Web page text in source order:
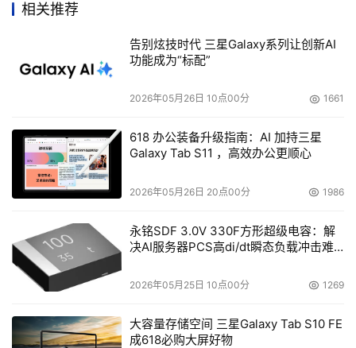
这股智能化浪潮不止于电网，在油气、煤炭等关系国计民生
的基础能源领域，阿里AI也已成为核心生产系统的一部分。
作为国家能源输送的“大动脉”，国家管网集团依托阿里云，
构建了联通超5万公里油气管网、上千家国内外资源商的开
放服务及交易平台。该平台基于通义千问等大模型，建立了
相关推荐
告别炫技时代 三星Galaxy系列让创新AI
功能成为“标配”
2026年05月26日 10点00分 1661
618 办公装备升级指南：AI 加持三星
Galaxy Tab S11 ，高效办公更顺心
2026年05月26日 20点00分 1986
永铭SDF 3.0V 330F方形超级电容：解
决AI服务器PCS高di/dt瞬态负载冲击难
2026年05月25日 10点00分 1269
大容量存储空间 三星Galaxy Tab S10 FE
成618必购大屏好物